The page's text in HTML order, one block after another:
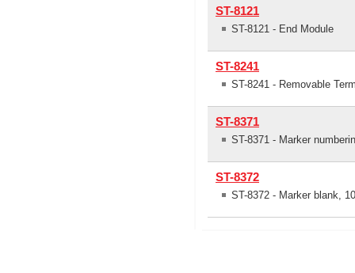
ST-8121
ST-8121 - End Module
ST-8241
ST-8241 - Removable
ST-8371
ST-8371 - Marker
ST-8372
ST-8372 - Marker blank,